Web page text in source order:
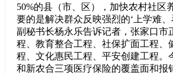
50%的县（市、区），加快农村社区
要的是解决群众反映强烈的‘上学难
副秘书长杨永乐告诉记者，张家口市
程、教育整合工程、社保扩面工程
程、文化惠民工程、平安创建工程
和新农合三项医疗保险的覆盖面和